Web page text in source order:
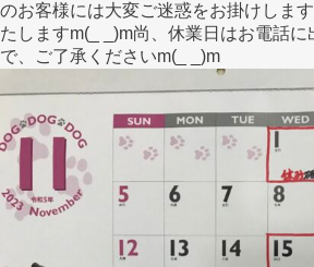
のお客様には大変ご迷惑をお掛けしま
たしますm(_ _)m尚、休業日はお電話
で、ご了承くださいm(_ _)m